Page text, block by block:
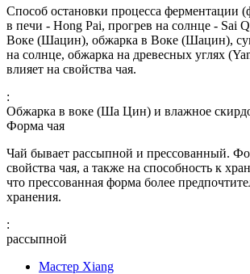
Способ остановки процесса ферментации
в печи - Hong Pai, прогрев на солнце - Sai
Воке (Шацин), обжарка в Воке (Шацин),
на солнце, обжарка на древесных углях
влияет на свойства чая.
:
Обжарка в воке (Ша Цин) и влажное
Форма чая
Чай бывает рассыпной и прессованный.
свойства чая, а также на способность к
что прессованная форма более
хранения.
:
рассыпной
Мастер Xiang